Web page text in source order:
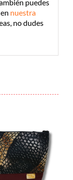
puedes
nuestra
no dudes